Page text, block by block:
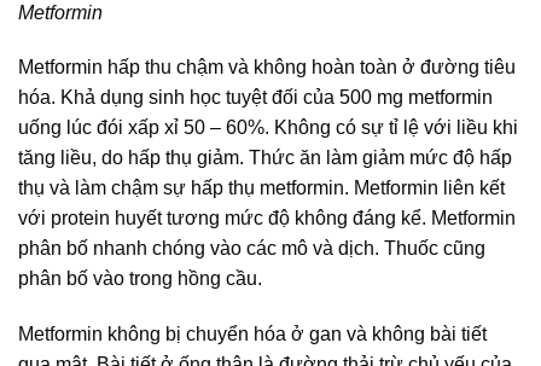
Metformin
Metformin hấp thu chậm và không hoàn toàn ở đường tiêu
hóa. Khả dụng sinh học tuyệt đối của 500 mg metformin
uống lúc đói xấp xỉ 50 – 60%. Không có sự tỉ lệ với liều khi
tăng liều, do hấp thụ giảm. Thức ăn làm giảm mức độ hấp
thụ và làm chậm sự hấp thụ metformin. Metformin liên kết
với protein huyết tương mức độ không đáng kể. Metformin
phân bố nhanh chóng vào các mô và dịch. Thuốc cũng
phân bố vào trong hồng cầu.
Metformin không bị chuyển hóa ở gan và không bài tiết